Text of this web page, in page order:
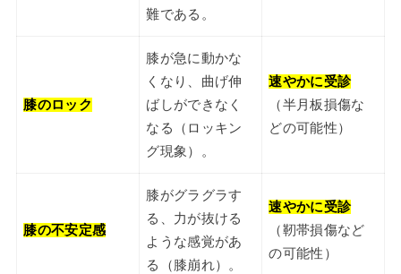
難である。
膝のロック
膝が急に動かな
くなり、曲げ伸
ばしができなく
なる（ロッキン
グ現象）。
速やかに受診
（半月板損傷な
どの可能性）
膝の不安定感
膝がグラグラす
る、力が抜ける
ような感覚があ
る（膝崩れ）。
速やかに受診
（靭帯損傷など
の可能性）